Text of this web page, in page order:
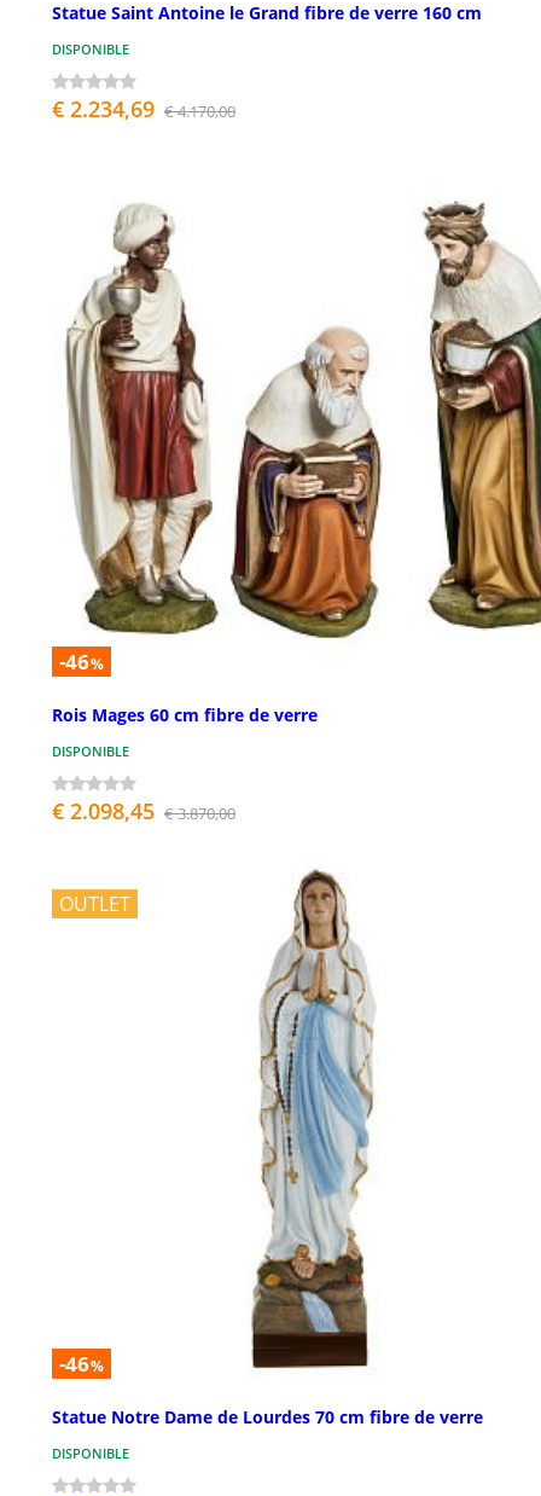
Statue Saint Antoine le Grand fibre de verre 160 cm
DISPONIBLE
€ 2.234,69 € 4.170,00
-46%
Rois Mages 60 cm fibre de verre
DISPONIBLE
€ 2.098,45 € 3.870,00
OUTLET
-46%
Statue Notre Dame de Lourdes 70 cm fibre de verre
DISPONIBLE